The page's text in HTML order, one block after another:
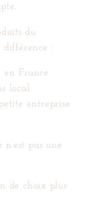
du
:
en France
local
entreprise
pas une
de choix plus